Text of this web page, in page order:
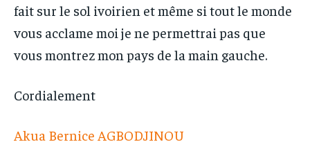
fait sur le sol ivoirien et même si tout le monde
vous acclame moi je ne permettrai pas que
vous montrez mon pays de la main gauche.
Cordialement
Akua Bernice AGBODJINOU